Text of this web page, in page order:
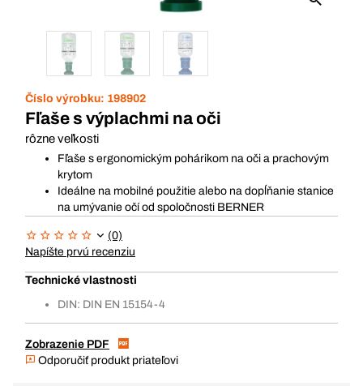
Číslo výrobku: 198902
Fľaše s výplachmi na oči
rôzne veľkosti
Fľaše s ergonomickým pohárikom na oči a prachovým
krytom
Ideálne na mobilné použitie alebo na dopĺňanie stanice
na umývanie očí od spoločnosti BERNER
(0)
Napíšte prvú recenziu
Technické vlastnosti
DIN: DIN EN 15154-4
Zobrazenie PDF
Odporučiť produkt priateľovi